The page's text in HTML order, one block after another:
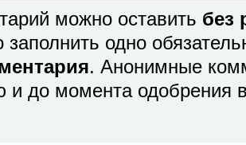
можно оставить без
заполнить одно
. Анонимные
и до момента одобрения